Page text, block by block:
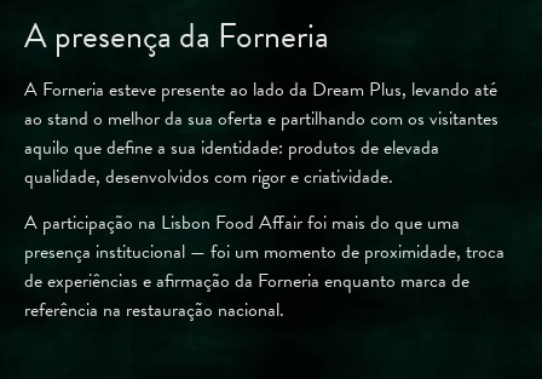
A presença da Forneria
A Forneria esteve presente ao lado da Dream Plus, levando até
ao stand o melhor da sua oferta e partilhando com os visitantes
aquilo que define a sua identidade: produtos de elevada
qualidade, desenvolvidos com rigor e criatividade.
A participação na Lisbon Food Affair foi mais do que uma
presença institucional — foi um momento de proximidade, troca
de experiências e afirmação da Forneria enquanto marca de
referência na restauração nacional.